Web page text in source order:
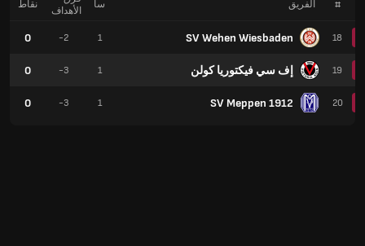
# الفريق
18
SV Wehen Wiesbaden
19 إف سي فيكتوريا كولن
20
SV Meppen 1912
سا
الأهداف
نقاط
1
-2
0
1
-3
0
1
-3
0